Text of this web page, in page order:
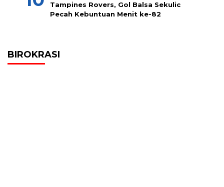
Tampines Rovers, Gol Balsa Sekulic
Pecah Kebuntuan Menit ke-82
BIROKRASI